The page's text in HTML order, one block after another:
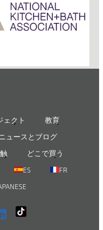
ェクト
教育
ュースとブログ
どこで買う
ES
FR